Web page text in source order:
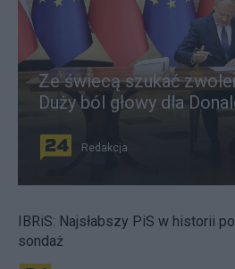
Ze świecą szukać
Duży ból głowy dla
Redakcja
IBRiS: Najsłabszy PiS w historii
sondaż